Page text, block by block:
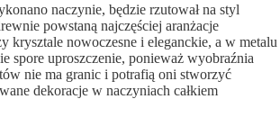
naczynie, będzie rzutował na styl
powstaną najczęściej aranżacje
krysztale nowoczesne i eleganckie, a w metalu
spore uproszczenie, ponieważ wyobraźnia
nie ma granic i potrafią oni stworzyć
dekoracje w naczyniach całkiem